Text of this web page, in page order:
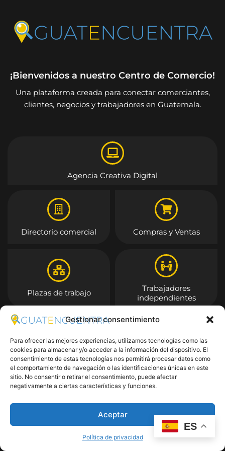
Gestionar consentimiento
Para ofrecer las mejores experiencias, utilizamos tecnologías como las
cookies para almacenar y/o acceder a la información del dispositivo. El
consentimiento de estas tecnologías nos permitirá procesar datos como
el comportamiento de navegación o las identificaciones únicas en este
sitio. No consentir o retirar el consentimiento, puede afectar
negativamente a ciertas características y funciones.
Aceptar
Política de privacidad
¡Bienvenidos a nuestro Centro de Comercio!
Una plataforma creada para conectar comerciantes,
clientes, negocios y trabajadores en Guatemala.
Agencia Creativa Digital
Directorio comercial Compras y Ventas
Plazas de trabajo
Trabajadores
independientes
Entrar
ES